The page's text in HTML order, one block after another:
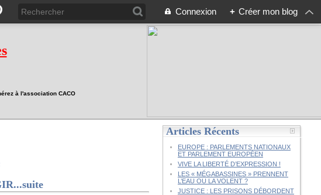
Connexion + Créer mon blog
à l'association CACO
Articles Récents
EUROPE : PARLEMENTS NATIONAUX
ET PARLEMENT EUROPÉEN
VIVE LA LIBERTÉ D’EXPRESSION !
LES « MÉGABASSINES » PRENNENT
L’EAU OU LA VOLENT ?
JUSTICE : LES PRISONS DÉBORDENT